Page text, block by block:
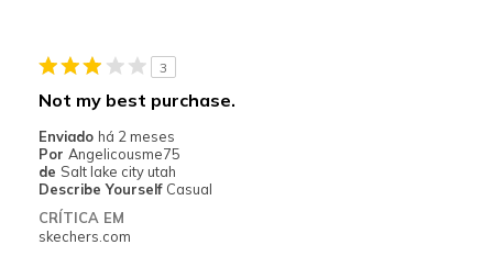
Casual Wear
Travel
Width
Sizing
3
Not my best purchase.
Enviado há 2 meses
Por Angelicousme75
de Salt lake city utah
Describe Yourself Casual
CRÍTICA EM
skechers.com